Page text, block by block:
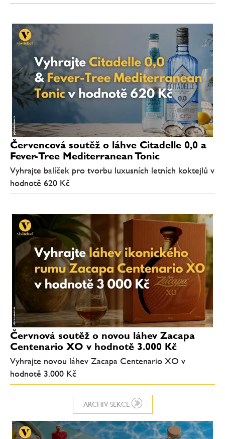
ARCHIV SEKCE
Červencová soutěž o láhve Citadelle 0,0 a
Fever-Tree Mediterranean Tonic
Vyhrajte balíček pro tvorbu luxusních letních koktejlů v
hodnotě 620 Kč
Červnová soutěž o novou láhev Zacapa
Centenario XO v hodnotě 3.000 Kč
Vyhrajte novou láhev Zacapa Centenario XO v
hodnotě 3.000 Kč